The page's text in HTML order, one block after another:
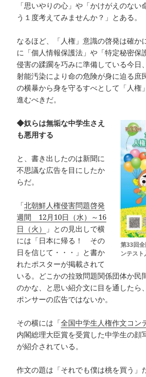
「思いやりの心」や「かけがえのない
う１度考えてみませんか？」とある。
なるほど、「人権」意識の啓発は確か
に「個人情報保護法」や「特定秘密保
侵害の蹂躙を巧みに準備している今日
射能汚染により命の危険が身に迫る庶
の横暴から身を守るすべとして「人権
進むべきだ。
第33回
ンテスト
◆奴らは無垢な中学生さえ
も悪用する
と、書き出したのは新聞に
不思議な広告を目にしたか
らだ。
「北朝鮮人権侵害問題啓発
週間 12月10日（水）～16
日（火）
」との見出しで横
には「日本に帰る！ その
日を信じて・・・」と書か
れたポスターが掲載されて
いる。どこかの拉致問題関係団体か民
のかな、と思い紹介文に目を通したら
ポンサーの広告ではないか。
その横には「全国中学生人権作文コン
内閣総理大臣賞を受賞した中学生の顔
が紹介されている。
作文の題は「それでも僕は桃を買う」